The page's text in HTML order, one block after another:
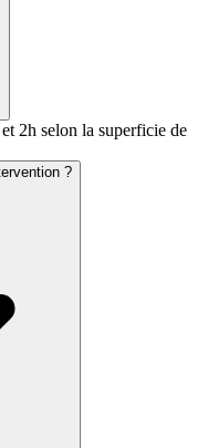
2h selon la superficie de
?